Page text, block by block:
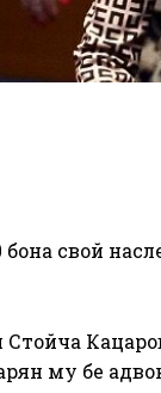
свой
му бе